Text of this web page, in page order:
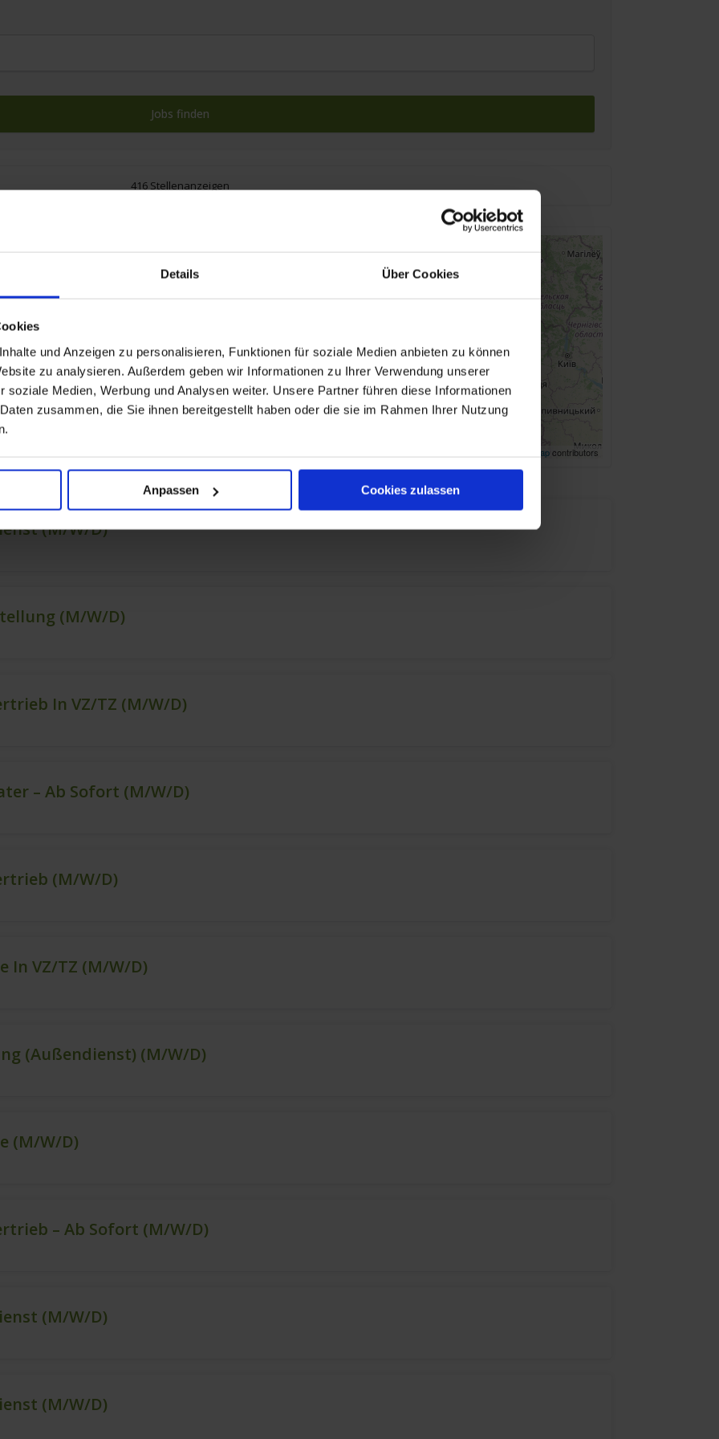
Details Über Cookies
und Anzeigen zu personalisieren, Funktionen für soziale Medien anbieten zu können
zu analysieren. Außerdem geben wir Informationen zu Ihrer Verwendung unserer
soziale Medien, Werbung und Analysen weiter. Unsere Partner führen diese Informationen
zusammen, die Sie ihnen bereitgestellt haben oder die sie im Rahmen Ihrer Nutzung
Anpassen Cookies zulassen
416 Stellenanzeigen
OpenStreetMapcontributors
(m/w/d)
(m/w/d)
In VZ/TZ (m/w/d)
– Ab Sofort (m/w/d)
(m/w/d)
In VZ/TZ (m/w/d)
(Außendienst) (m/w/d)
(m/w/d)
– Ab Sofort (m/w/d)
(m/w/d)
(m/w/d)